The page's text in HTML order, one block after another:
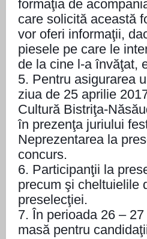
formaţia de
care solicită această
vor oferi informaţii,
piesele pe care le
de la cine l-a învăţat,
5. Pentru asigurarea
ziua de 25 aprilie
Cultură Bistriţa-
în prezenţa juriului
Neprezentarea la
concurs.
6. Participanţii la
precum şi cheltuielile
preselecţiei.
7. În perioada 26 –
masă pentru